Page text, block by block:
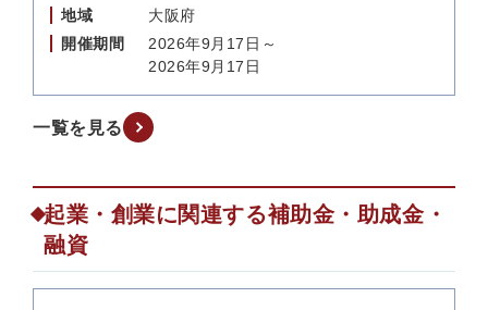
地域
大阪府
開催期間
2026年9月17日～
2026年9月17日
一覧を見る
起業・創業に関連する補助金・助成金・
融資